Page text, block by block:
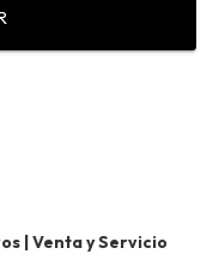
| Venta y Servicio